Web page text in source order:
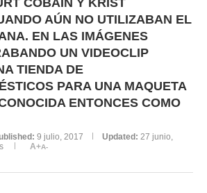
COBAIN Y KRIST
AÚN NO UTILIZABAN EL
EN LAS IMÁGENES
UN VIDEOCLIP
TIENDA DE
PARA UNA MAQUETA
ENTONCES COMO
9 julio, 2017 Updated: 27 junio,
A+A-